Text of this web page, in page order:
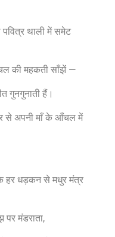
थाली में समेट
की महकती साँझें —
गुनगुनाती हैं।
से अपनी माँ के आँचल में
हर धड़कन से मधुर मंत्र
मंडराता,